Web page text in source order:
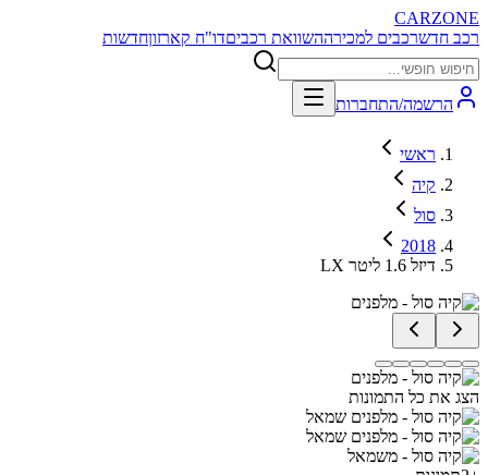
CARZONE
רכב חדשרכבים למכירההשוואת רכביםדו"ח קארזוןחדשות
הרשמה/התחברות
ראשי
קיה
סול
2018
LX דיזל 1.6 ליטר
הצג את כל התמונות